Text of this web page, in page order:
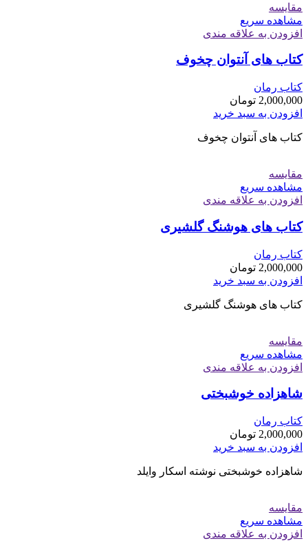
مقایسه
مشاهده سریع
افزودن به علاقه مندی
کتاب های آنتوان چخوف
کتاب رمان
2,000,000 تومان
افزودن به سبد خرید
کتاب های آنتوان چخوف
مقایسه
مشاهده سریع
افزودن به علاقه مندی
کتاب های هوشنگ گلشیری
کتاب رمان
2,000,000 تومان
افزودن به سبد خرید
کتاب های هوشنگ گلشیری
مقایسه
مشاهده سریع
افزودن به علاقه مندی
شاهزاده خوشبختی
کتاب رمان
2,000,000 تومان
افزودن به سبد خرید
شاهزاده خوشبختی نوشته اسکار وایلد
مقایسه
مشاهده سریع
افزودن به علاقه مندی